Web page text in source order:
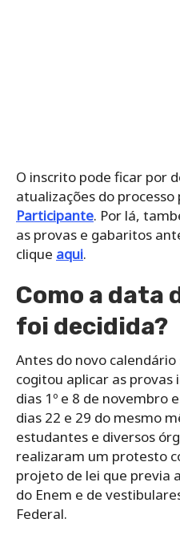
O inscrito pode ficar por
atualizações do processo
Participante. Por lá,
as provas e gabaritos
clique aqui.
Como a data
foi decidida?
Antes do novo
cogitou aplicar as provas
dias 1º e 8 de novembro
dias 22 e 29 do mesmo
estudantes e diversos
realizaram um protesto
projeto de lei que previa
do Enem e de
Federal.